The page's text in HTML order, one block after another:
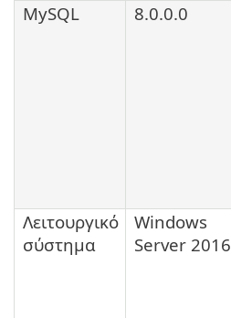
MySQL
8.0.0.0
Λειτουργικό
σύστημα
Windows
Server 2016